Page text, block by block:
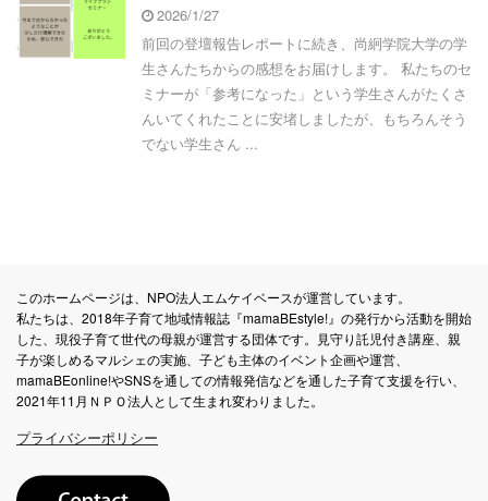
2026/1/27
前回の登壇報告レポートに続き、尚絅学院大学の学
生さんたちからの感想をお届けします。 私たちのセ
ミナーが「参考になった」という学生さんがたくさ
んいてくれたことに安堵しましたが、もちろんそう
でない学生さん ...
このホームページは、NPO法人エムケイベースが運営しています。
私たちは、2018年子育て地域情報誌『mamaBEstyle!』の発行から活動を開始
した、現役子育て世代の母親が運営する団体です。見守り託児付き講座、親
子が楽しめるマルシェの実施、子ども主体のイベント企画や運営、
mamaBEonline!やSNSを通しての情報発信などを通した子育て支援を行い、
2021年11月ＮＰＯ法人として生まれ変わりました。
プライバシーポリシー